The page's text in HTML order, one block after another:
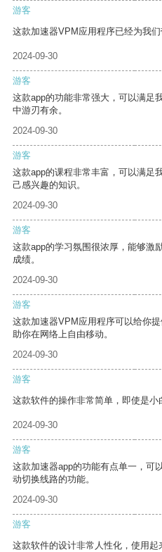
游客
这款加速器VPM应用程序已经为我们
2024-09-30
游客
这款app的功能非常强大，可以满足
中游刃有余。
2024-09-30
游客
这款app的课程非常丰富，可以满足
己感兴趣的知识。
2024-09-30
游客
这款app的学习氛围很浓厚，能够激
成绩。
2024-09-30
游客
这款加速器VPM应用程序可以给你
助你在网络上自由移动。
2024-09-30
游客
这款软件的操作非常简单，即使是小
2024-09-30
游客
这款加速器app的功能有点单一，可
动切换线路的功能。
2024-09-30
游客
这款软件的设计非常人性化，使用起